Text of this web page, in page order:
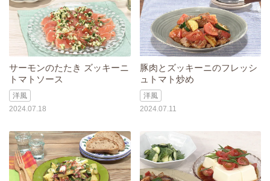
サーモンのたたき ズッキーニ
トマトソース
洋風
2024.07.18
豚肉とズッキーニのフレッシ
ュトマト炒め
洋風
2024.07.11